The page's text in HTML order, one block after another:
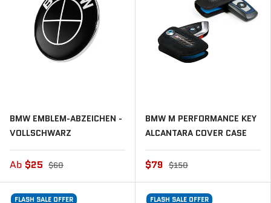
BMW EMBLEM-ABZEICHEN -
VOLLSCHWARZ
Ab $25 $60
BMW M PERFORMANCE KEY
ALCANTARA COVER CASE
$79 $150
FLASH SALE OFFER
FLASH SALE OFFER